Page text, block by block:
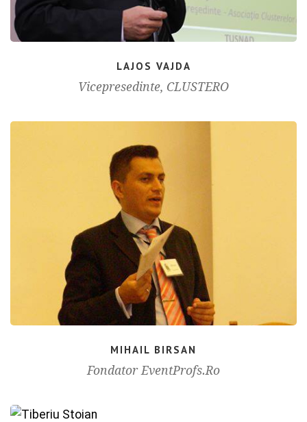
LAJOS VAJDA
Vicepresedinte, CLUSTERO
MIHAIL BIRSAN
Fondator EventProfs.Ro